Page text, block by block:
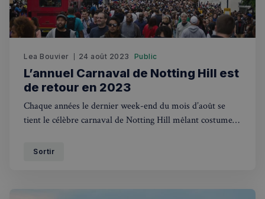
Lea Bouvier 24 août 2023 Public
L’annuel Carnaval de Notting Hill est
de retour en 2023
Chaque années le dernier week-end du mois d’août se
tient le célèbre carnaval de Notting Hill mêlant costumes
petits et les plus grands.
Sortir